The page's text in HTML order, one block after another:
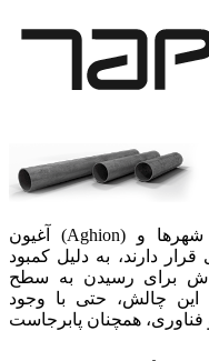
آغیون (Aghion) و همکاران (۲۰۱۹) استدلال می‌کنند شهرها و
دارند، به دلیل کمبود
برای رسیدن به سطح
این چالش، حتی با وجود